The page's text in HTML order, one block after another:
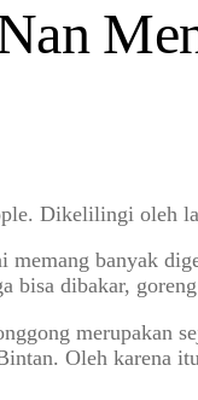
Dikelilingi oleh
banyak
bisa dibakar,
merupakan
Oleh karena